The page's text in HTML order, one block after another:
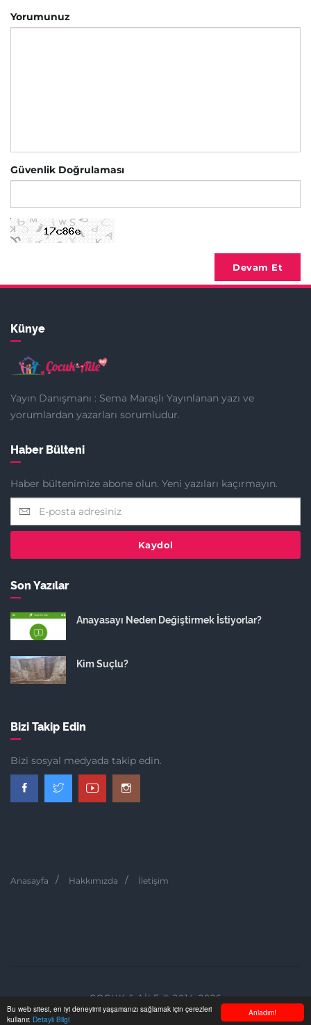
Anladım!
Bu web sitesi, en iyi deneyimi yaşamanızı sağlamak için çerezleri
kullanır. Detaylı Bilgi
Yorumunuz
Güvenlik Doğrulaması
Devam Et
Künye
Yayın Danışmanı : Sema Maraşlı Yayınlanan yazı ve
yorumlardan yazarları sorumludur.
Haber Bülteni
Haber bültenimize abone olun. Yeni yazıları kaçırmayın.
Kaydol
Son Yazılar
Anayasayı Neden Değiştirmek İstiyorlar?
Kim Suçlu?
Bizi Takip Edin
Bizi sosyal medyada takip edin.
Anasayfa Hakkımızda İletişim
ÇOCUK & AILE © 2014-2026